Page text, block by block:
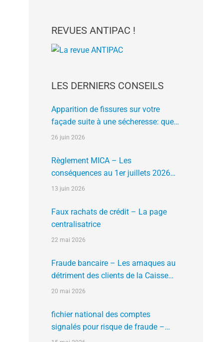
REVUES ANTIPAC !
LES DERNIERS CONSEILS
Apparition de fissures sur votre
façade suite à une sécheresse: que
faire?
26 juin 2026
Règlement MICA – Les
conséquences au 1er juillets 2026
des plates formes crypto n’ayant pas
13 juin 2026
Faux rachats de crédit – La page
centralisatrice
22 mai 2026
Fraude bancaire – Les arnaques au
détriment des clients de la Caisse
d’Epargne
20 mai 2026
fichier national des comptes
signalés pour risque de fraude –
FNC-RF : un nouveau rempart contre